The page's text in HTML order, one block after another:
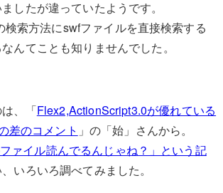
したが違っていたようです。
検索方法にswfファイルを直接検索する
んてことも知りませんでした。
、「Flex2,ActionScript3.0が優れている
差のコメント 」の「始」さんから。
ァイル読んでるんじゃね？」という記
いろいろ調べてみました。